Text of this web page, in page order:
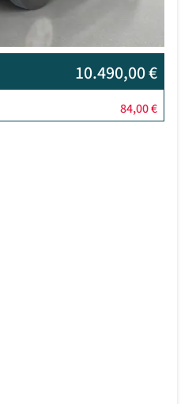
10.490,00 €
84,00 €